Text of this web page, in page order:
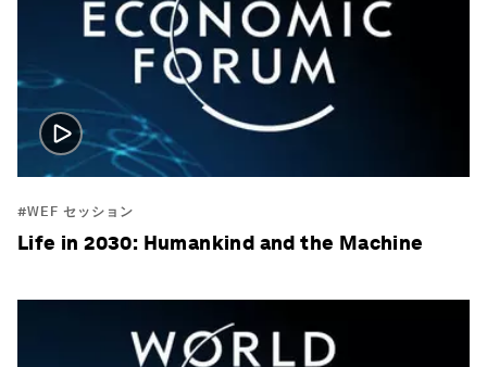
#WEF セッション
Life in 2030: Humankind and the Machine